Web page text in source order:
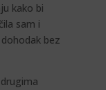
kako bi
sam i
bez